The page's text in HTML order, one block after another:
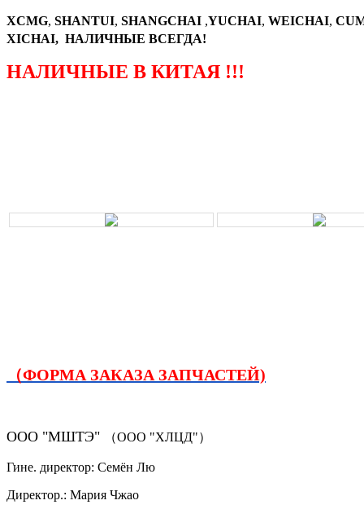
XCMG, SHANTUI, SHANGCHAI ,YUCHAI, WEICHAI,
XICHAI, НАЛИЧНЫЕ ВСЕГДА!
НАЛИЧНЫЕ В КИТАЯ !!!
（ФОРМА ЗАКАЗА ЗАПЧАСТЕЙ)
ООО "МШТЭ" （ООО "ХЛЦД"）
Гине. директор: Семён Лю
Директор.: Мария Чжао